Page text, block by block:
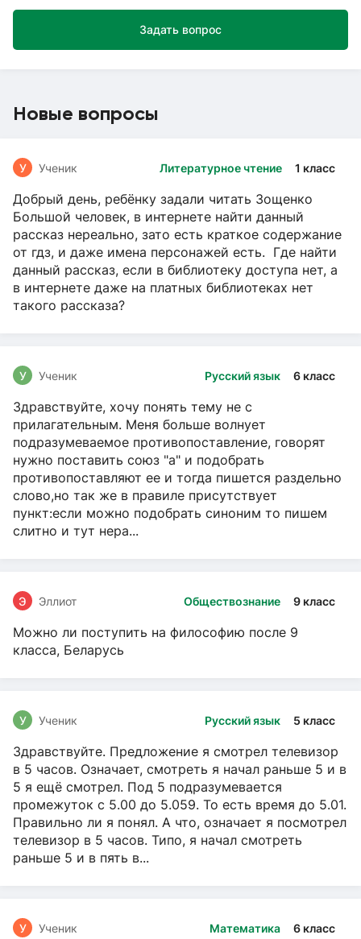
Задать вопрос
Новые вопросы
Литературное чтение 1 класс
У Ученик
Добрый день, ребёнку задали читать Зощенко
Большой человек, в интернете найти данный
рассказ нереально, зато есть краткое содержание
от гдз, и даже имена персонажей есть. Где найти
данный рассказ, если в библиотеку доступа нет, а
в интернете даже на платных библиотеках нет
такого рассказа?
Русский язык 6 класс
У Ученик
Здравствуйте, хочу понять тему не с
прилагательным. Меня больше волнует
подразумеваемое противопоставление, говорят
нужно поставить союз "а" и подобрать
противопоставляют ее и тогда пишется раздельно
слово,но так же в правиле присутствует
пункт:если можно подобрать синоним то пишем
слитно и тут нера...
Обществознание 9 класс
Э Эллиот
Можно ли поступить на философию после 9
класса, Беларусь
Русский язык 5 класс
У Ученик
Здравствуйте. Предложение я смотрел телевизор
в 5 часов. Означает, смотреть я начал раньше 5 и в
5 я ещё смотрел. Под 5 подразумевается
промежуток с 5.00 до 5.059. То есть время до 5.01.
Правильно ли я понял. А что, означает я посмотрел
телевизор в 5 часов. Типо, я начал смотреть
раньше 5 и в пять в...
Математика 6 класс
У Ученик